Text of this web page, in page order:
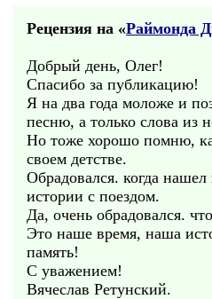
Рецензия на «Раймонда
Добрый день, Олег!
Спасибо за публикацию!
Я на два года моложе и
песню, а только слова из
Но тоже хорошо помню,
своем детстве.
Обрадовался. когда нашел
истории с поездом.
Да, очень обрадовался.
Это наше время, наша
память!
С уважением!
Вячеслав Ретунский.